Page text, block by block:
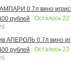
0.7л вино
рублей
Осталось 22
АПЕРОЛЬ 0.7л вино
рублей
Осталось 22